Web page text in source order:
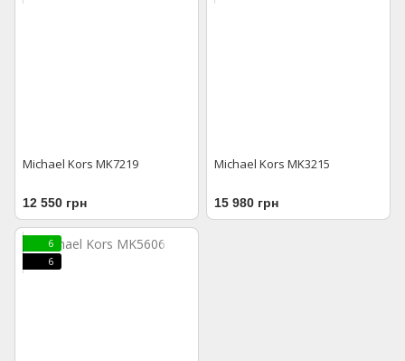
Michael Kors MK7219
12 550 грн
Michael Kors MK3215
15 980 грн
6
6